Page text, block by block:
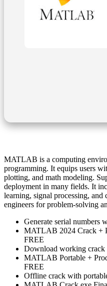
MATLAB is a computing
programming. It equips users
plotting, and math modeling.
deployment in many fields. It
learning, signal processing, and
engineers for problem-solving
Generate serial numbers
MATLAB 2024 Crack +
FREE
Download working crack
MATLAB Portable +
FREE
Offline crack with